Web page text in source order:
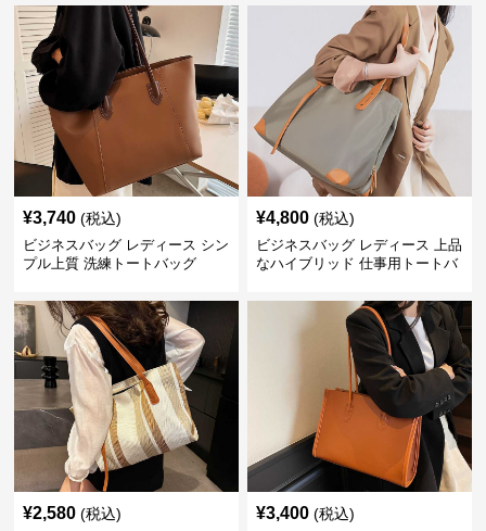
¥3,740 (税込)
ビジネスバッグ レディース シン
プル上質 洗練トートバッグ
¥4,800 (税込)
ビジネスバッグ レディース 上品
なハイブリッド 仕事用トートバ
¥2,580 (税込) ¥3,400 (税込)